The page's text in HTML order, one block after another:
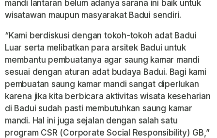
mandi lantaran belum adanya sarana ini baik untuk
wisatawan maupun masyarakat Badui sendiri.
“Kami berdiskusi dengan tokoh-tokoh adat Badui
Luar serta melibatkan para arsitek Badui untuk
membantu pembuatanya agar saung kamar mandi
sesuai dengan aturan adat budaya Badui. Bagi kami
pembuatan saung kamar mandi sangat diperlukan
karena jika kita berbicara aktivitas wisata keseharian
di Badui sudah pasti membutuhkan saung kamar
mandi. Hal ini juga sejalan dengan salah satu
program CSR (Corporate Social Responsibility) GB,”